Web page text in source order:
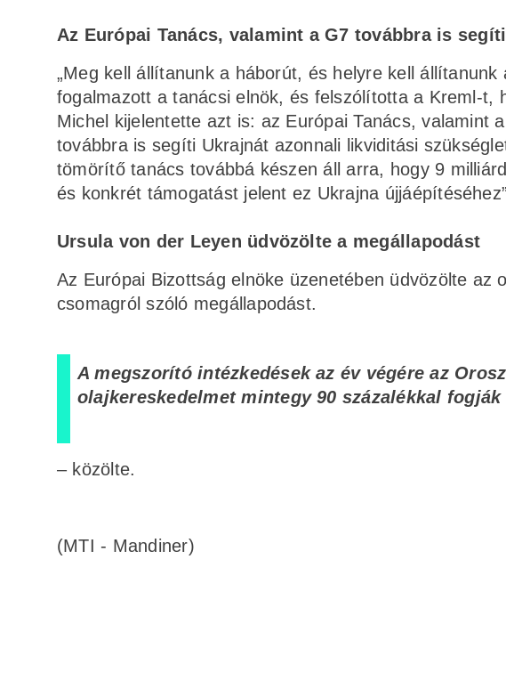
Az Európai Tanács, valamint a G7 továbbra is
„Meg kell állítanunk a háborút, és helyre kell
fogalmazott a tanácsi elnök, és felszólította a Kreml-t,
Michel kijelentette azt is: az Európai Tanács, valamint
továbbra is segíti Ukrajnát azonnali likviditási
tömörítő tanács továbbá készen áll arra, hogy 9
és konkrét támogatást jelent ez Ukrajna
Ursula von der Leyen üdvözölte a megállapodást
Az Európai Bizottság elnöke üzenetében üdvözölte az
csomagról szóló megállapodást.
A megszorító intézkedések az év végére az
olajkereskedelmet mintegy 90 százalékkal
– közölte.
(MTI - Mandiner)